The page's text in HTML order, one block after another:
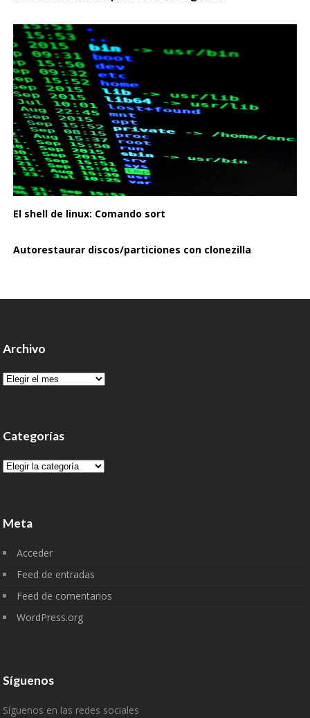
El shell de linux: Comando sort
Autorestaurar discos/particiones con clonezilla
Archivo
Archivo
Categorías
Categorías
Meta
Acceder
Feed de entradas
Feed de comentarios
WordPress.org
Síguenos
Síguenos en las redes sociales